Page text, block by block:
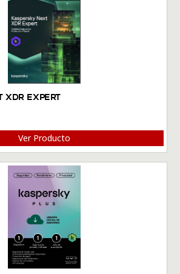
XDR Expert
Ver Producto